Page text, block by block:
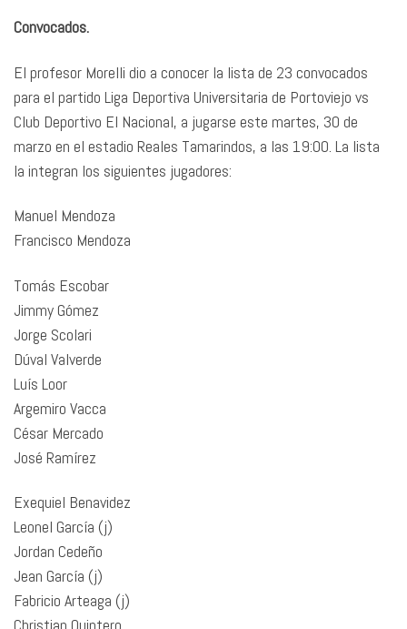
Convocados.
El profesor Morelli dio a conocer la lista de 23 convocados
para el partido Liga Deportiva Universitaria de Portoviejo vs
Club Deportivo El Nacional, a jugarse este martes, 30 de
marzo en el estadio Reales Tamarindos, a las 19:00. La lista
la integran los siguientes jugadores:
Manuel Mendoza
Francisco Mendoza
Tomás Escobar
Jimmy Gómez
Jorge Scolari
Dúval Valverde
Luís Loor
Argemiro Vacca
César Mercado
José Ramírez
Exequiel Benavidez
Leonel García (j)
Jordan Cedeño
Jean García (j)
Fabricio Arteaga (j)